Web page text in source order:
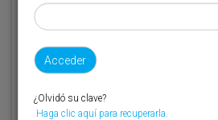
teléfono 944 400 000 y se lo recordaremos.
¿Olvidó su clave?
Haga clic aquí para recuperarla.